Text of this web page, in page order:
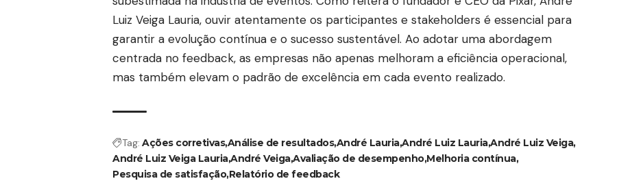
Luiz Veiga Lauria, ouvir atentamente os participantes e stakeholders é essencial para
garantir a evolução contínua e o sucesso sustentável. Ao adotar uma abordagem
centrada no feedback, as empresas não apenas melhoram a eficiência operacional,
mas também elevam o padrão de excelência em cada evento realizado.
Tag: Ações corretivasAnálise de resultadosAndré LauriaAndré Luiz LauriaAndré Luiz Veiga
André Luiz Veiga LauriaAndré VeigaAvaliação de desempenhoMelhoria contínua
Pesquisa de satisfaçãoRelatório de feedback